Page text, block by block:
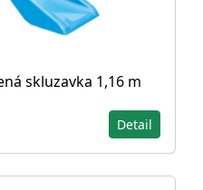
skluzavka 1,16 m
Detail